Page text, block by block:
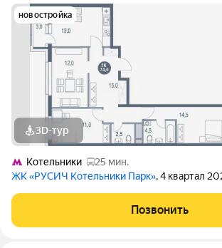
новостройка
3D-тур
Котельники
25 мин.
ЖК «РУСИЧ Котельники Парк», 4 квартал
Позвонить